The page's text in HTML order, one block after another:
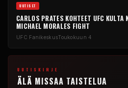
UUTISET
CARLOS PRATES KOHTEET UFC KULTA
MICHAEL MORALES FIGHT
UFC FanikeskusToukokuun 4
UUTISKIRJE
ÄLÄ MISSAA TAISTELUA